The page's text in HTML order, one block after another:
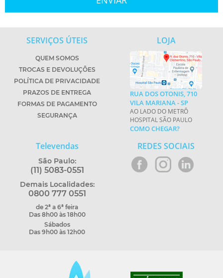
SERVIÇOS ÚTEIS
QUEM SOMOS
TROCAS E DEVOLUÇÕES
POLÍTICA DE PRIVACIDADE
PRAZOS DE ENTREGA
FORMAS DE PAGAMENTO
SEGURANÇA
LOJA
RUA DOS OTONIS, 710
VILA MARIANA - SP
AO LADO DO METRÔ
HOSPITAL SÃO PAULO
COMO CHEGAR?
Televendas
São Paulo:
(11) 5083-0551
Demais Localidades:
0800 777 0551
de 2ª a 6ª feira
Das 8h00 às 18h00
Sábados
Das 9h00 às 12h00
REDES SOCIAIS